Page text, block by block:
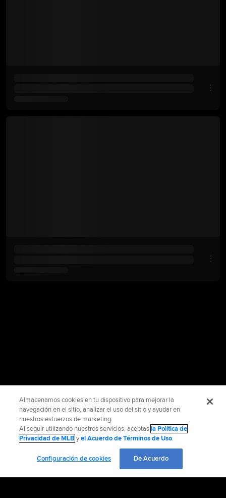
Almacenamos cookies en tu dispositivo para mejorar la
navegación en el sitio, analizar el uso del sitio y ayudar en
nuestros esfuerzos de marketing.
Al seguir utilizando nuestros servicios, aceptasla Política de
Privacidad de MLB yel Acuerdo de Términos de Uso.
Configuración de cookies De Acuerdo